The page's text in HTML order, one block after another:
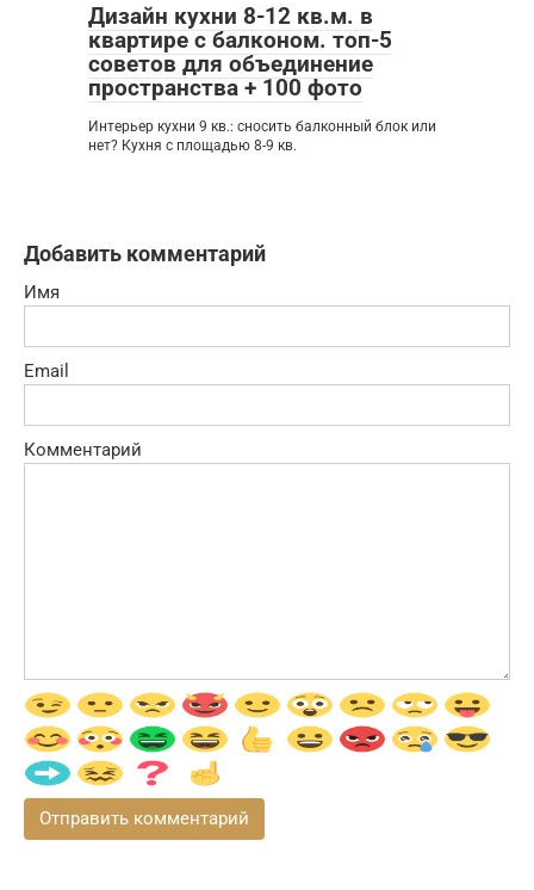
Дизайн кухни 8-12 кв.м. в
квартире с балконом. топ-5
советов для объединение
пространства + 100 фото
Интерьер кухни 9 кв.: сносить балконный блок или
нет? Кухня с площадью 8-9 кв.
Добавить комментарий
Имя
Email
Комментарий